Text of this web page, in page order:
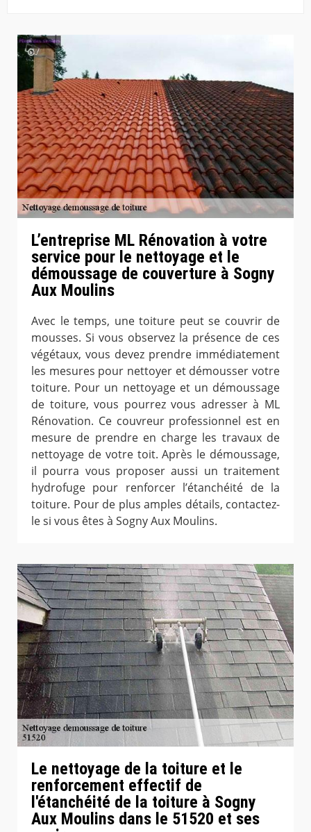
L’entreprise ML Rénovation à votre
service pour le nettoyage et le
démoussage de couverture à Sogny
Aux Moulins
Avec le temps, une toiture peut se couvrir de
mousses. Si vous observez la présence de ces
végétaux, vous devez prendre immédiatement
les mesures pour nettoyer et démousser votre
toiture. Pour un nettoyage et un démoussage
de toiture, vous pourrez vous adresser à ML
Rénovation. Ce couvreur professionnel est en
mesure de prendre en charge les travaux de
nettoyage de votre toit. Après le démoussage,
il pourra vous proposer aussi un traitement
hydrofuge pour renforcer l’étanchéité de la
toiture. Pour de plus amples détails, contactez-
le si vous êtes à Sogny Aux Moulins.
Le nettoyage de la toiture et le
renforcement effectif de
l'étanchéité de la toiture à Sogny
Aux Moulins dans le 51520 et ses